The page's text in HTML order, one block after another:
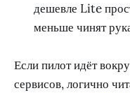
дешевле Lite
меньше чинят
Если пилот идёт
сервисов, логично